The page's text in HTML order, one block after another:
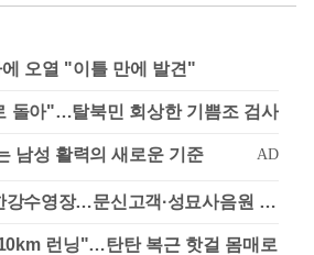
오열 "이틀 만에 발견"
돌아"…탈북민 회상한 기쁨조 검사
'가성비 워터밤' 한강수영장…문신고객·성묘사음원 민원
런닝"…탄탄 복근 핫걸 몸매로